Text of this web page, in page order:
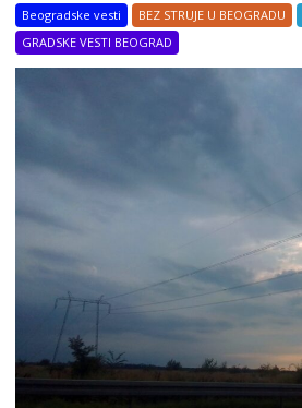
Beogradske vesti
BEZ STRUJE U BEOGRADU
GRADSKE VESTI BEOGRAD